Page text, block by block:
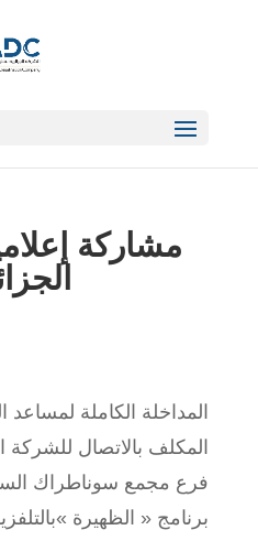
مشاركة
المداخلة الكاملة لمساعد
المكلف بالاتصال للشركة
فرع مجمع سوناطراك
برنامج « الظهيرة